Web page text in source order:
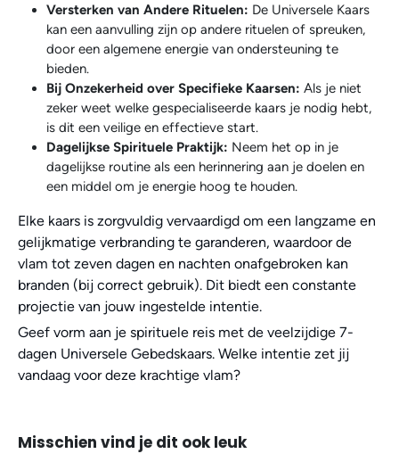
Versterken van Andere Rituelen: De Universele Kaars
kan een aanvulling zijn op andere rituelen of spreuken,
door een algemene energie van ondersteuning te
bieden.
Bij Onzekerheid over Specifieke Kaarsen: Als je niet
zeker weet welke gespecialiseerde kaars je nodig hebt,
is dit een veilige en effectieve start.
Dagelijkse Spirituele Praktijk: Neem het op in je
dagelijkse routine als een herinnering aan je doelen en
een middel om je energie hoog te houden.
Elke kaars is zorgvuldig vervaardigd om een langzame en
gelijkmatige verbranding te garanderen, waardoor de
vlam tot zeven dagen en nachten onafgebroken kan
branden (bij correct gebruik). Dit biedt een constante
projectie van jouw ingestelde intentie.
Geef vorm aan je spirituele reis met de veelzijdige 7-
dagen Universele Gebedskaars. Welke intentie zet jij
vandaag voor deze krachtige vlam?
Misschien vind je dit ook leuk